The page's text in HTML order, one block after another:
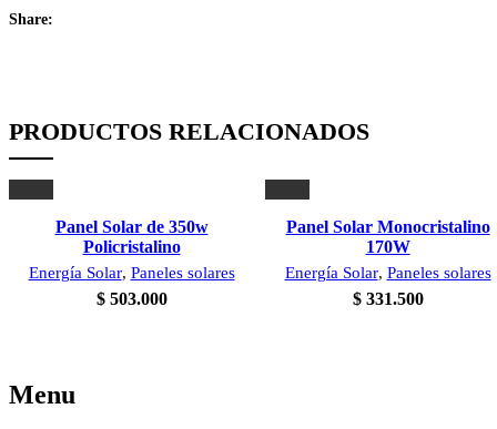
Share:
PRODUCTOS RELACIONADOS
Panel Solar de 350w
Policristalino
Energía Solar, Paneles solares
$503.000
Panel Solar Monocristalino
170W
Energía Solar, Paneles solares
$331.500
Menu